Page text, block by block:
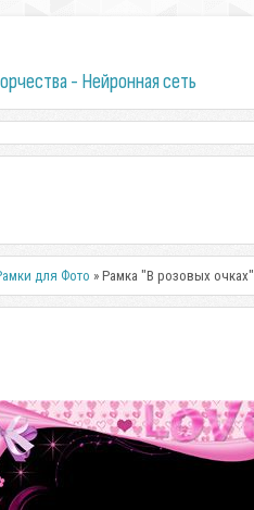
- Нейронная сеть
для Фото » Рамка "В розовых очках"